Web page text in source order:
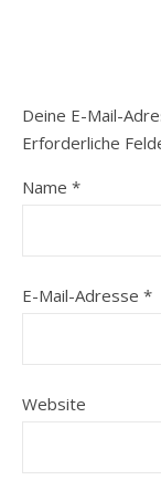
Deine E-Mail-
Erforderliche
Name *
E-Mail-Adresse *
Website